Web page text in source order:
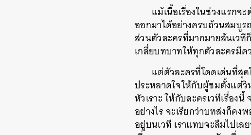
แม้เนื้อเรื่องในช่วงแรกจ
ออกมาได้อย่างครบถ้วนสมบูร
ส่วนตัวละครที่มากมายล้นเว
เกลี่ยบทบาทให้ทุกตัวละครมี
แต่ตัวละครที่โดดเด่นที่สุ
ประหลาดใจให้กับผู้ชมตั้งแต่
หัวเราะ ให้กับละครเวทีเรื่อง
อย่างไร จะเรียกว่าบทส่งก็ค
อยู่บนเวที เราแทบจะลืมไปเ